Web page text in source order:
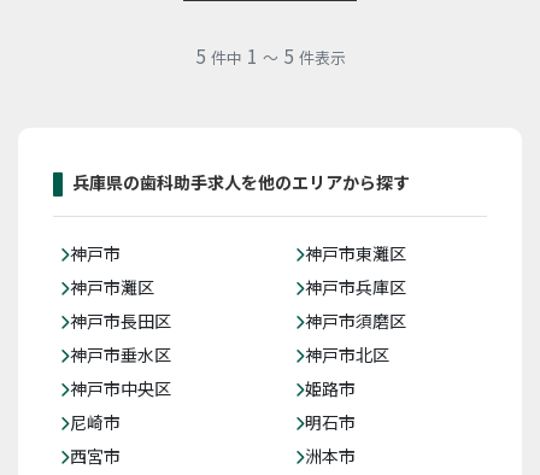
5 件中 1 ～ 5 件表示
兵庫県の歯科助手求人を他のエリアから探す
神戸市
神戸市東灘区
神戸市灘区
神戸市兵庫区
神戸市長田区
神戸市須磨区
神戸市垂水区
神戸市北区
神戸市中央区
姫路市
尼崎市
明石市
西宮市
洲本市